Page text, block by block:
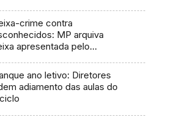
crime contra
MP arquiva
apresentada pelo
ano letivo: Diretores
adiamento das aulas do